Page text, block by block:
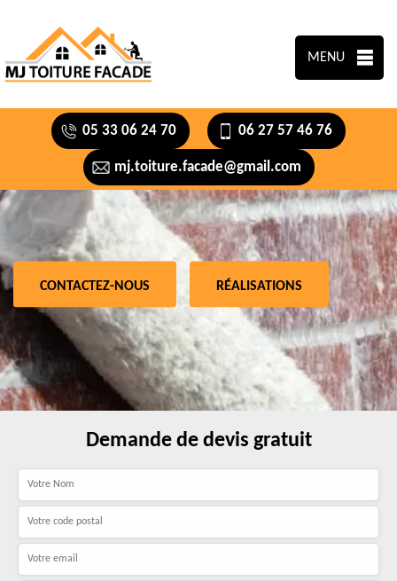
MENU
05 33 06 24 70 06 27 57 46 76
mj.toiture.facade@gmail.com
CONTACTEZ-NOUS RÉALISATIONS
Demande de devis gratuit